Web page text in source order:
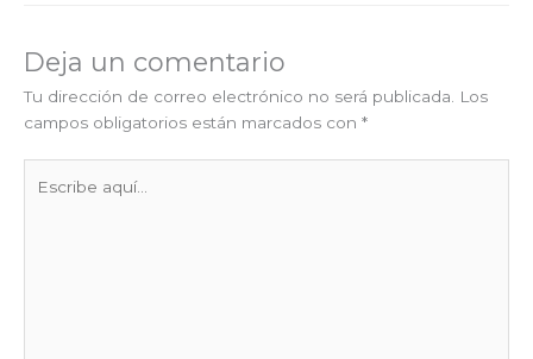
Deja un comentario
Tu dirección de correo electrónico no será publicada.
Los
campos obligatorios están marcados con *
aquí...